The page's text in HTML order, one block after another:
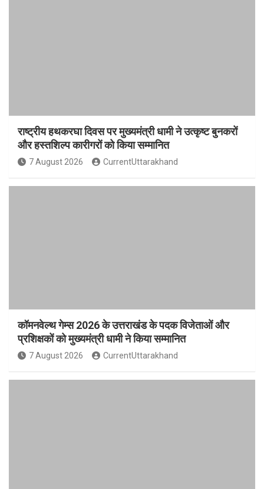
राष्ट्रीय हथकरघा दिवस पर मुख्यमंत्री धामी ने उत्कृष्ट बुनकरों
और हस्तशिल्प कारीगरों को किया सम्मानित
7 August 2026 CurrentUttarakhand
कॉमनवेल्थ गेम्स 2026 के उत्तराखंड के पदक विजेताओं और
प्रशिक्षकों को मुख्यमंत्री धामी ने किया सम्मानित
7 August 2026 CurrentUttarakhand